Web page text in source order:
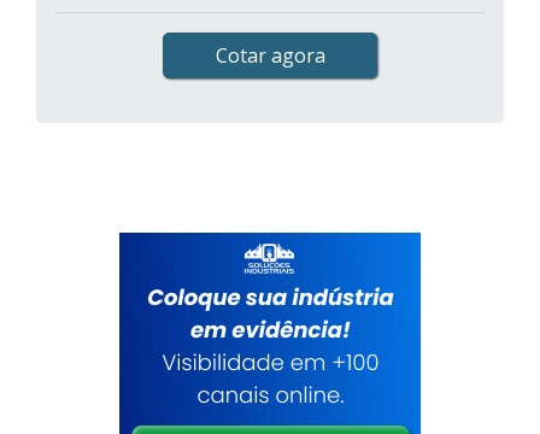
Cotar agora